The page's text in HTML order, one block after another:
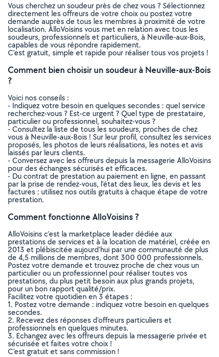
Vous cherchez un soudeur près de chez vous ? Sélectionnez
directement les offreurs de votre choix ou postez votre
demande auprès de tous les membres à proximité de votre
localisation. AlloVoisins vous met en relation avec tous les
soudeurs, professionnels et particuliers, à Neuville-aux-Bois,
capables de vous répondre rapidement.
C’est gratuit, simple et rapide pour réaliser tous vos projets !
Comment bien choisir un soudeur à Neuville-aux-Bois
?
Voici nos conseils :
- Indiquez votre besoin en quelques secondes : quel service
recherchez-vous ? Est-ce urgent ? Quel type de prestataire,
particulier ou professionnel, souhaitez-vous ?
- Consultez la liste de tous les soudeurs, proches de chez
vous à Neuville-aux-Bois ! Sur leur profil, consultez les services
proposés, les photos de leurs réalisations, les notes et avis
laissés par leurs clients.
- Conversez avec les offreurs depuis la messagerie AlloVoisins
pour des échanges sécurisés et efficaces.
- Du contrat de prestation au paiement en ligne, en passant
par la prise de rendez-vous, l’état des lieux, les devis et les
factures : utilisez nos outils gratuits à chaque étape de votre
prestation.
Comment fonctionne AlloVoisins ?
AlloVoisins c’est la marketplace leader dédiée aux
prestations de services et à la location de matériel, créée en
2013 et plébiscitée aujourd’hui par une communauté de plus
de 4,5 millions de membres, dont 300 000 professionnels.
Postez votre demande et trouvez proche de chez vous un
particulier ou un professionnel pour réaliser toutes vos
prestations, du plus petit besoin aux plus grands projets,
pour un bon rapport qualité/prix.
Facilitez votre quotidien en 3 étapes :
1. Postez votre demande : indiquez votre besoin en quelques
secondes.
2. Recevez des réponses d’offreurs particuliers et
professionnels en quelques minutes.
3. Echangez avec les offreurs depuis la messagerie privée et
sécurisée et faites votre choix !
C’est gratuit et sans commission !